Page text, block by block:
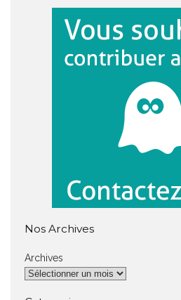
Nos Archives
Archives